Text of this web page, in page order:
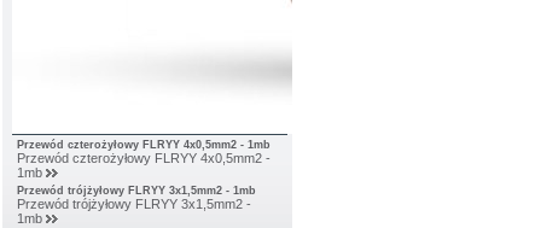
Przewód czterożyłowy FLRYY 4x0,5mm2 - 1mb
Przewód czterożyłowy FLRYY 4x0,5mm2 -
1mb
Przewód trójżyłowy FLRYY 3x1,5mm2 - 1mb
Przewód trójżyłowy FLRYY 3x1,5mm2 -
1mb